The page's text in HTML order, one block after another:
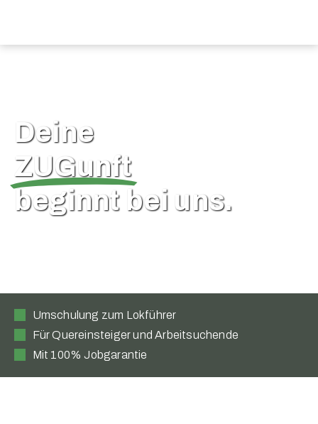
Deine
ZUGunft
beginnt bei uns.
Umschulung zum Lokführer
Für Quereinsteiger und Arbeitsuchende
Mit 100% Jobgarantie